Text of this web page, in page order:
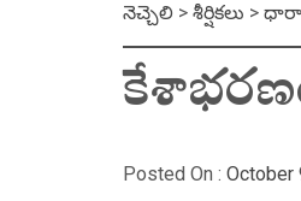
నెచ్చెలి > శీర్షికలు >
Posted On : October